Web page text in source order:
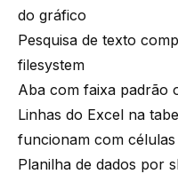
do gráfico
Pesquisa de texto
filesystem
Aba com faixa padrão
Linhas do Excel na
funcionam com células
Planilha de dados por